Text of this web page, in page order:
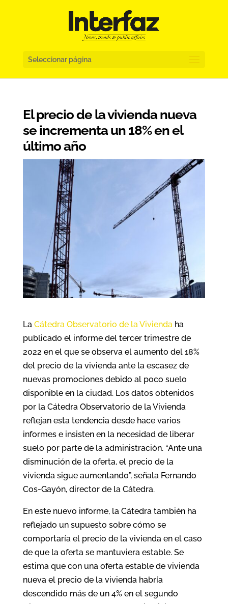
Seleccionar página
El precio de la vivienda nueva
se incrementa un 18% en el
último año
La Cátedra Observatorio de la Vivienda ha
publicado el informe del tercer trimestre de
2022 en el que se observa el aumento del 18%
del precio de la vivienda ante la escasez de
nuevas promociones debido al poco suelo
disponible en la ciudad. Los datos obtenidos
por la Cátedra Observatorio de la Vivienda
reflejan esta tendencia desde hace varios
informes e insisten en la necesidad de liberar
suelo por parte de la administración. “Ante una
disminución de la oferta, el precio de la
vivienda sigue aumentando”, señala Fernando
Cos-Gayón, director de la Cátedra.
En este nuevo informe, la Cátedra también ha
reflejado un supuesto sobre cómo se
comportaría el precio de la vivienda en el caso
de que la oferta se mantuviera estable. Se
estima que con una oferta estable de vivienda
nueva el precio de la vivienda habría
descendido más de un 4% en el segundo